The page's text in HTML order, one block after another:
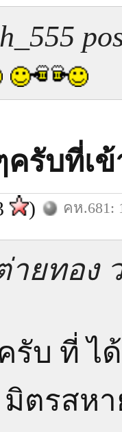
รับที่เ
) คห.681:
ยทอง
รับ ที่ ไ
ตรสห